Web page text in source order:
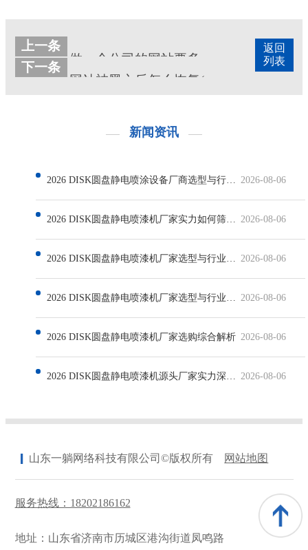
返回
列表
上一条
下一条
新闻资讯
2026-08-06
2026-08-06
2026-08-06
2026-08-06
2026 DISK圆盘静电喷漆机厂家选购综合解析 2026-08-06
2026-08-06
山东一躺网络科技有限公司©版权所有 网站地图
服务热线：18202186162
地址：山东省济南市历城区港沟街道凤鸣路